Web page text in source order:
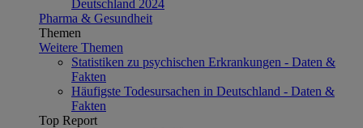
Deutschland 2024
Pharma & Gesundheit
Themen
Weitere Themen
Statistiken zu psychischen Erkrankungen - Daten &
Fakten
Häufigste Todesursachen in Deutschland - Daten &
Fakten
Top Report